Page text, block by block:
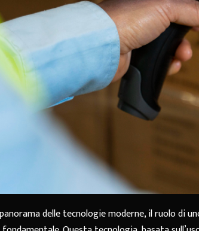
delle tecnologie moderne, il ruolo di